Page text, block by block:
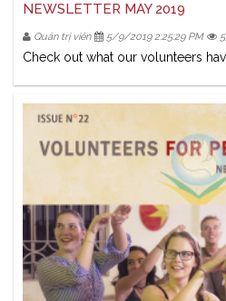
NEWSLETTER MAY 2019
Quản trị viên 5/9/2019 2:25:29 PM
Check out what our volunteers